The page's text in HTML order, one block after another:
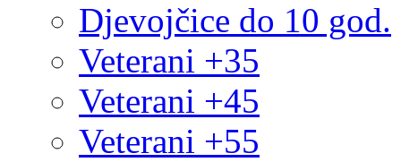
Djevojčice do 10 god.
Veterani +35
Veterani +45
Veterani +55